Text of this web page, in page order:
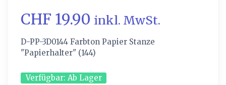
CHF 19.90 inkl. MwSt.
D-PP-3D0144 Farbton Papier Stanze
"Papierhalter" (144)
Verfügbar: Ab Lager